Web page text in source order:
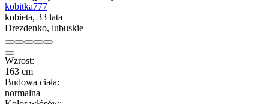
kobitka777
kobieta, 33 lata
Drezdenko, lubuskie
Wzrost:
163 cm
Budowa ciała:
normalna